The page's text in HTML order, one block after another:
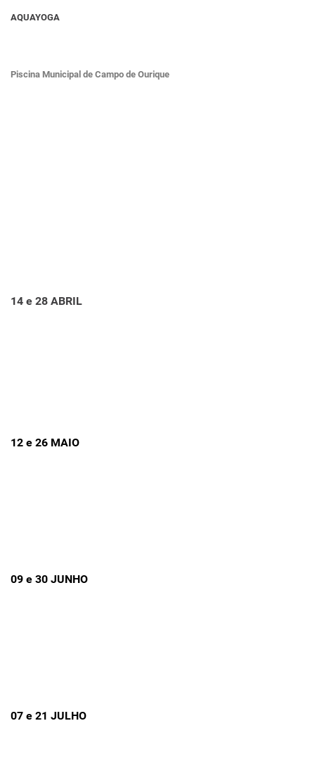
AQUAYOGA
Piscina Municipal de Campo de Ourique
14 e 28 ABRIL
12 e 26 MAIO
09 e 30 JUNHO
07 e 21 JULHO